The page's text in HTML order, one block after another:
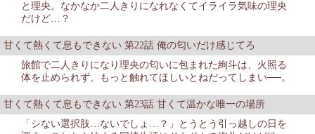
と理央。なかなか二人きりになれなくてイライラ気味の理央
だけど…？
甘くて熱くて息もできない 第22話 俺の匂いだけ感じてろ
旅館で二人きりになり理央の匂いに包まれた絢斗は、火照る
体を止められず、もっと触れてほしいとねだってしまい──。
甘くて熱くて息もできない 第23話 甘くて温かな唯一の場所
「シない選択肢…ないでしょ…？」とうとう引っ越しの日を